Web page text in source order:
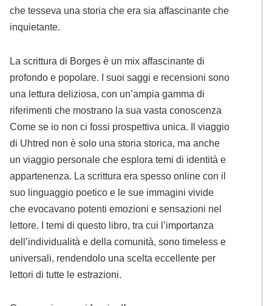
che tesseva una storia che era sia affascinante che
inquietante.
La scrittura di Borges è un mix affascinante di
profondo e popolare. I suoi saggi e recensioni sono
una lettura deliziosa, con un’ampia gamma di
riferimenti che mostrano la sua vasta conoscenza
Come se io non ci fossi prospettiva unica. Il viaggio
di Uhtred non è solo una storia storica, ma anche
un viaggio personale che esplora temi di identità e
appartenenza. La scrittura era spesso online con il
suo linguaggio poetico e le sue immagini vivide
che evocavano potenti emozioni e sensazioni nel
lettore. I temi di questo libro, tra cui l’importanza
dell’individualità e della comunità, sono timeless e
universali, rendendolo una scelta eccellente per
lettori di tutte le estrazioni.